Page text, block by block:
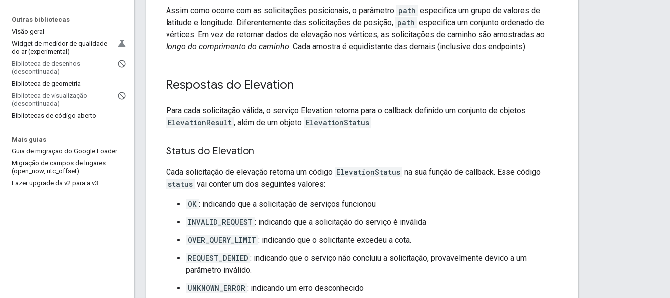
Outras bibliotecas
Visão geral
Widget de medidor de qualidade
do ar (experimental)
Biblioteca de desenhos
(descontinuada)
Biblioteca de geometria
Biblioteca de visualização
(descontinuada)
Bibliotecas de código aberto
Mais guias
Guia de migração do Google Loader
Migração de campos de lugares
(open now, utc offset)
Fazer upgrade da v2 para a v3
Assim como ocorre com as solicitações posicionais, o parâmetro path especifica um grupo de valores de
latitude e longitude. Diferentemente das solicitações de posição, path especifica um conjunto ordenado de
vértices. Em vez de retornar dados de elevação nos vértices, as solicitações de caminho são amostradas ao
longo do comprimento do caminho. Cada amostra é equidistante das demais (inclusive dos endpoints).
Respostas do Elevation
Para cada solicitação válida, o serviço Elevation retorna para o callback definido um conjunto de objetos
ElevationResult , além de um objeto ElevationStatus .
Status do Elevation
Cada solicitação de elevação retorna um código ElevationStatus na sua função de callback. Esse código
status vai conter um dos seguintes valores:
OK : indicando que a solicitação de serviços funcionou
INVALID_REQUEST : indicando que a solicitação do serviço é inválida
OVER_QUERY_LIMIT : indicando que o solicitante excedeu a cota.
REQUEST_DENIED : indicando que o serviço não concluiu a solicitação, provavelmente devido a um
parâmetro inválido.
UNKNOWN_ERROR : indicando um erro desconhecido